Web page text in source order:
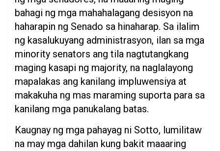
bahagi ng mga mahahalagang desisyon na
haharapin ng Senado sa hinaharap. Sa ilalim
ng kasalukuyang administrasyon, ilan sa mga
minority senators ang tila nagtutangkang
maging kasapi ng majority, na naglalayong
mapalakas ang kanilang impluwensiya at
makakuha ng mas maraming suporta para sa
kanilang mga panukalang batas.
Kaugnay ng mga pahayag ni Sotto, lumilitaw
na may mga dahilan kung bakit maaaring